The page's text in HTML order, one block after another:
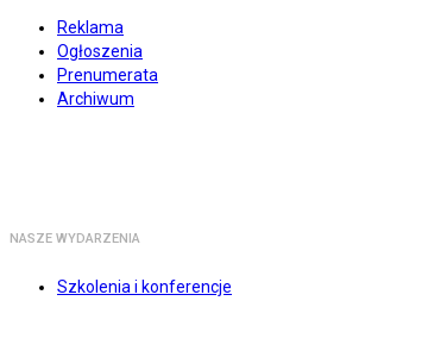
Reklama
Ogłoszenia
Prenumerata
Archiwum
NASZE WYDARZENIA
Szkolenia i konferencje